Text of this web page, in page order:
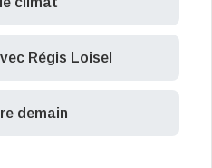
Régis Loisel
demain